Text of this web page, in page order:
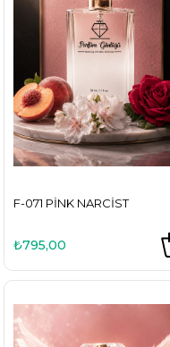
F-071 PINK NARCIST
₺795,00